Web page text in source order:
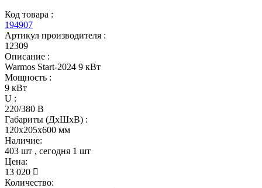
Код товара :
194907
Артикул производителя :
12309
Описание :
Warmos Start-2024 9 кВт
Мощность :
9 кВт
U :
220/380 В
Габариты (ДхШхВ) :
120x205x600 мм
Наличие:
403 шт , сегодня 1 шт
Цена:
13 020
Количество: